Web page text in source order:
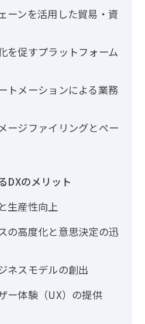
ーンを活用した貿易・資
を促すプラットフォーム
トメーションによる業務
ージファイリングとペー
DXのメリット
生産性向上
の高度化と意思決定の迅
ネスモデルの創出
ー体験（UX）の提供